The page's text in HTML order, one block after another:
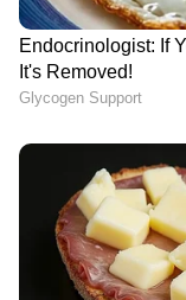
താരന്‍
സഹായിക്കുന്ന
രണ്ട്
തലയോട്ടിയിൽ
ശേഷം
സഹായിക്കും.